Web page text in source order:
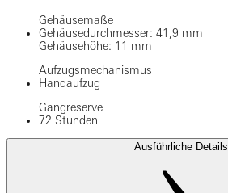
Gehäusemaße
Gehäusedurchmesser: 41,9 mm
Gehäusehöhe: 11 mm
Aufzugsmechanismus
Handaufzug
Gangreserve
72 Stunden
Ausführliche Details